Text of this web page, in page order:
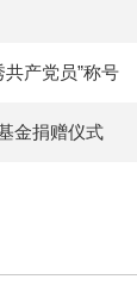
产党员”称号
金捐赠仪式